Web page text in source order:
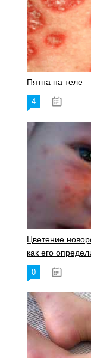
Пятна на теле
4
Цветение
как его
0